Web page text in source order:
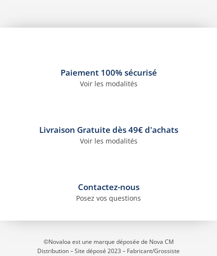
1 avis
Paiement 100% sécurisé
Voir les modalités
Livraison Gratuite dès 49€ d'achats
Voir les modalités
Contactez-nous
Posez vos questions
©Novaloa est une marque déposée de Nova CM
Distribution – Site déposé 2023 – Fabricant/Grossiste